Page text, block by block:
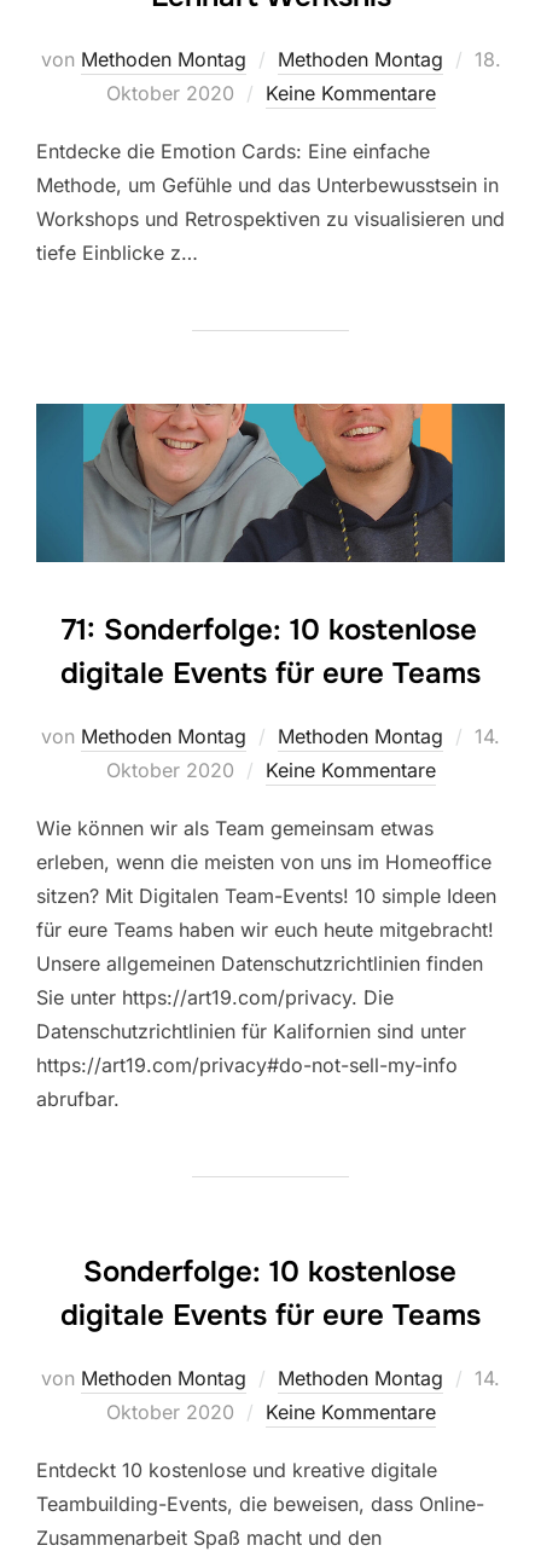
von Methoden Montag Methoden Montag
18.
Oktober 2020
Keine Kommentare
Entdecke die Emotion Cards: Eine einfache
Methode, um Gefühle und das Unterbewusstsein in
Workshops und Retrospektiven zu visualisieren und
tiefe Einblicke z…
71: Sonderfolge: 10 kostenlose
digitale Events für eure Teams
von Methoden Montag Methoden Montag
14.
Oktober 2020
Keine Kommentare
Wie können wir als Team gemeinsam etwas
erleben, wenn die meisten von uns im Homeoffice
sitzen? Mit Digitalen Team-Events! 10 simple Ideen
für eure Teams haben wir euch heute mitgebracht!
Unsere allgemeinen Datenschutzrichtlinien finden
Sie unter https://art19.com/privacy. Die
Datenschutzrichtlinien für Kalifornien sind unter
https://art19.com/privacy#do-not-sell-my-info
abrufbar.
Sonderfolge: 10 kostenlose
digitale Events für eure Teams
von Methoden Montag Methoden Montag
14.
Oktober 2020
Keine Kommentare
Entdeckt 10 kostenlose und kreative digitale
Teambuilding-Events, die beweisen, dass Online-
Zusammenarbeit Spaß macht und den